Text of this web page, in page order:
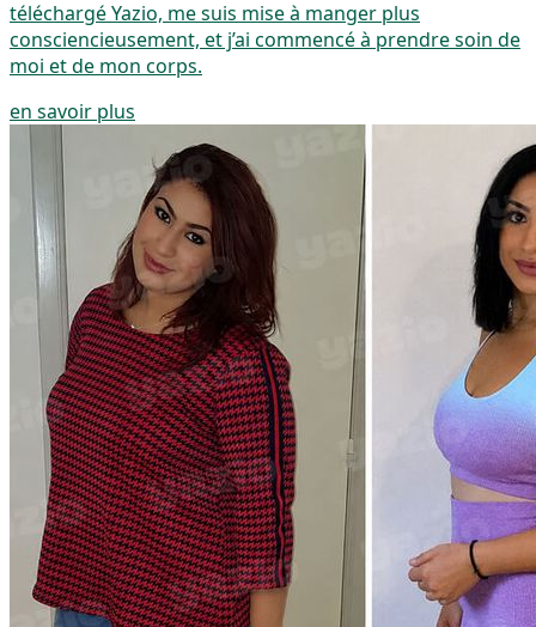
téléchargé Yazio, me suis mise à manger plus
consciencieusement, et j’ai commencé à prendre soin de
moi et de mon corps.
en savoir plus